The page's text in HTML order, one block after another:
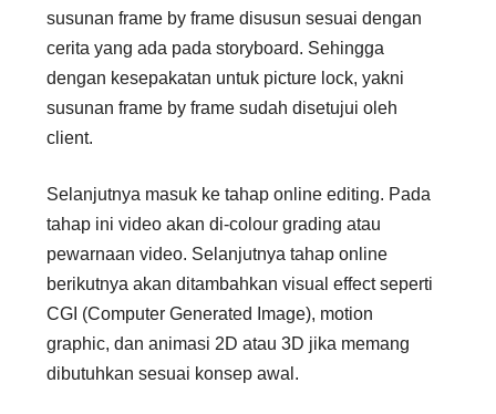
susunan frame by frame disusun sesuai dengan
cerita yang ada pada storyboard. Sehingga
dengan kesepakatan untuk picture lock, yakni
susunan frame by frame sudah disetujui oleh
client.
Selanjutnya masuk ke tahap online editing. Pada
tahap ini video akan di-colour grading atau
pewarnaan video. Selanjutnya tahap online
berikutnya akan ditambahkan visual effect seperti
CGI (Computer Generated Image), motion
graphic, dan animasi 2D atau 3D jika memang
dibutuhkan sesuai konsep awal.